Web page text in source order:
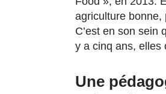
agriculture bonne,
C’est en son sein
y a cinq ans, elles
Une